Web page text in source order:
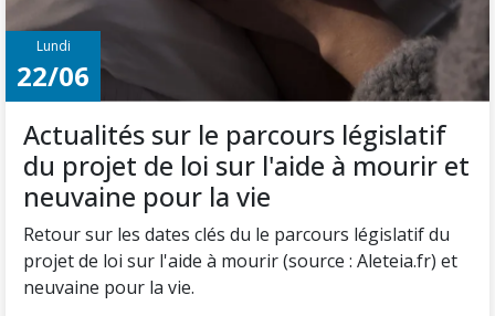
Lundi
22/06
Actualités sur le parcours législatif
du projet de loi sur l'aide à mourir et
neuvaine pour la vie
Retour sur les dates clés du le parcours législatif du
projet de loi sur l'aide à mourir (source : Aleteia.fr) et
neuvaine pour la vie.